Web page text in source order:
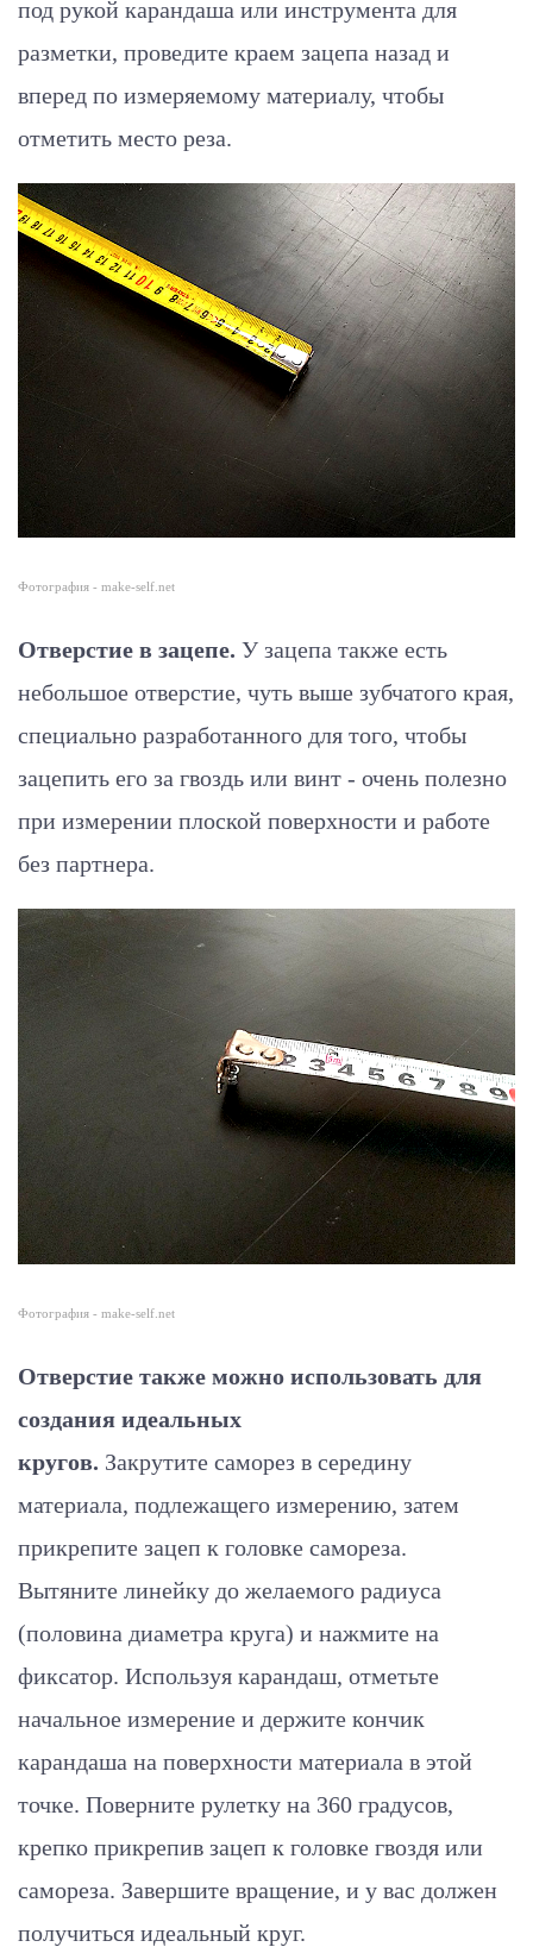
под рукой карандаша или инструмента для
разметки, проведите краем зацепа назад и
вперед по измеряемому материалу, чтобы
отметить место реза.
Фотография - make-self.net
Отверстие в зацепе. У зацепа также есть
небольшое отверстие, чуть выше зубчатого края,
специально разработанного для того, чтобы
зацепить его за гвоздь или винт - очень полезно
при измерении плоской поверхности и работе
без партнера.
Фотография - make-self.net
Отверстие также можно использовать для
создания идеальных
кругов. Закрутите саморез в середину
материала, подлежащего измерению, затем
прикрепите зацеп к головке самореза.
Вытяните линейку до желаемого радиуса
(половина диаметра круга) и нажмите на
фиксатор. Используя карандаш, отметьте
начальное измерение и держите кончик
карандаша на поверхности материала в этой
точке. Поверните рулетку на 360 градусов,
крепко прикрепив зацеп к головке гвоздя или
самореза. Завершите вращение, и у вас должен
получиться идеальный круг.